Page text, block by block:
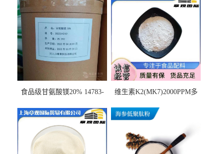
食品级甘氨酸镁20% 14783-
饮料 20%
维生素K2(MK7)2000PPM多
应